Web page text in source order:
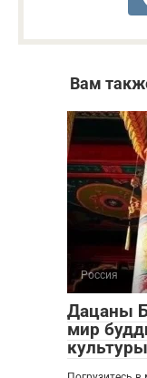
Вам
Россия
Дацаны
мир
культуры